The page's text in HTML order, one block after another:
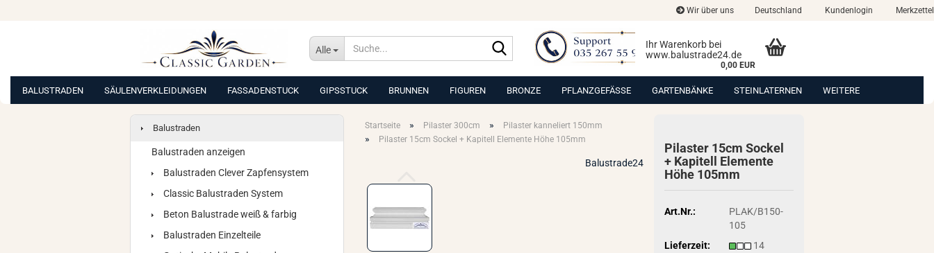
Wir über uns Deutschland Kundenlogin Merkzettel
Alle
Suche...
Ihr Warenkorb bei
www.balustrade24.de
0,00 EUR
BALUSTRADEN SÄULENVERKLEIDUNGEN FASSADENSTUCK GIPSSTUCK BRUNNEN FIGUREN BRONZE PFLANZGEFÄSSE GARTENBÄNKE STEINLATERNEN WEITERE
Startseite » Pilaster 300cm » Pilaster kanneliert 150mm
» Pilaster 15cm Sockel + Kapitell Elemente Höhe 105mm
Balustrade24
Pi­las­ter 15cm So­ckel
+ Ka­pi­tell Ele­men­te
Höhe 105mm
Art.Nr.:
PLAK/B150-
105
Lieferzeit:
14
Balustraden
Balustraden anzeigen
Balustraden Clever Zapfensystem
Classic Balustraden System
Beton Balustrade weiß & farbig
Balustraden Einzelteile